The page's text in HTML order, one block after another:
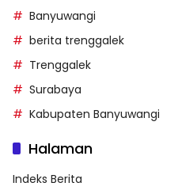
Banyuwangi
berita trenggalek
Trenggalek
Surabaya
Kabupaten Banyuwangi
Halaman
Indeks Berita